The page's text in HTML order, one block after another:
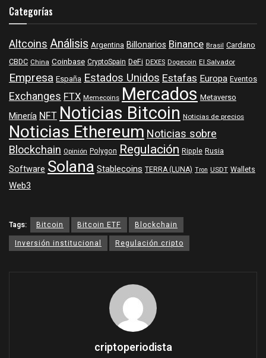
Categorías
AltcoinsAnálisis Argentina Billonarios Binance Brasil Cardano
CBDC China Coinbase CryptoSpain DeFi DEXES Dogecoin El Salvador
Empresa España Estados UnidosEstafasEuropa Eventos
ExchangesFTX Memecoins Mercados Metaverso
MineríaNFTNoticias Bitcoin Noticias de precios
Noticias EthereumNoticias sobre
Blockchain Opinión Polygon Regulación Ripple Rusia
Software SolanaStablecoins TERRA (LUNA) Tron USDT Wallets
Web3
Tags: Bitcoin Bitcoin ETF
Blockchain
Inversión institucional
Regulación cripto
criptoperiodista